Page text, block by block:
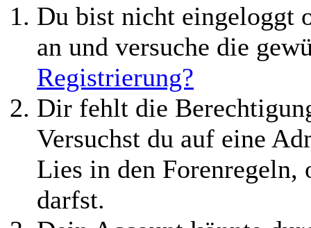
Du bist nicht eingeloggt
an und versuche die
Registrierung?
Dir fehlt die
Versuchst du auf eine
Lies in den Forenregeln,
darfst.